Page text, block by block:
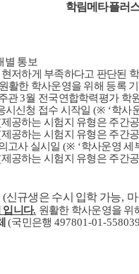
학림메타플러
별 통보
저하게 부족하다고 판단된
활한 학사운영을 위해 등록
관3월 전국연합학력평가 학
시신청 접수 시작일 (※ ‘학사
제공하는 시험지 유형은 주간
제공하는 시험지 유형은 주간
고사 실시일 (※ ‘학사운영 세
제공하는 시험지 유형은 주간
(신규생은 수시 입학 가능,
입니다. 원활한 학사운영을 위
(국민은행 497801-01-558039